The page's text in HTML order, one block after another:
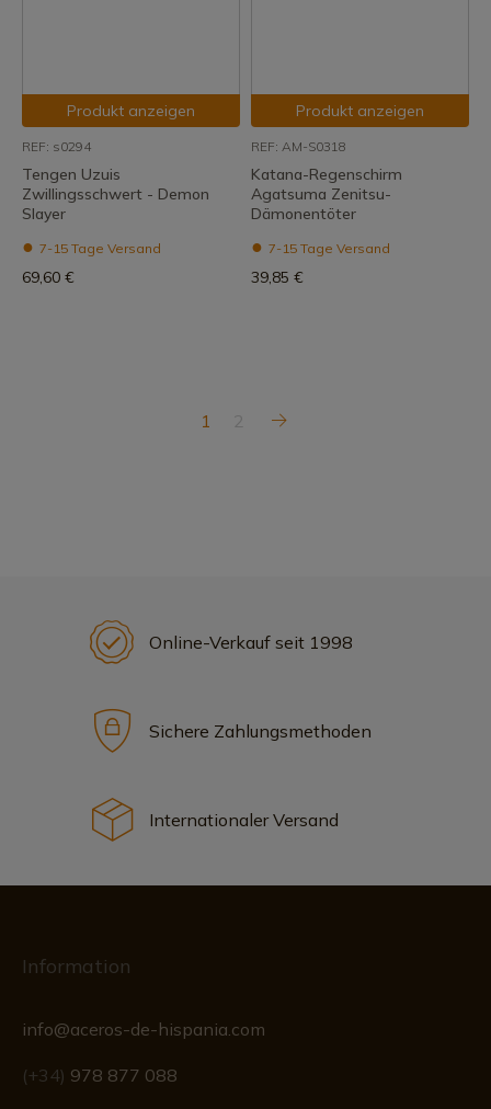
Produkt anzeigen
REF: s0294
Tengen Uzuis
Zwillingsschwert - Demon
Slayer
7-15 Tage Versand
69,60 €
Produkt anzeigen
REF: AM-S0318
Katana-Regenschirm
Agatsuma Zenitsu-
Dämonentöter
7-15 Tage Versand
39,85 €
1 2
Online-Verkauf seit 1998
Sichere Zahlungsmethoden
Internationaler Versand
Information
info@aceros-de-hispania.com
(+34) 978 877 088